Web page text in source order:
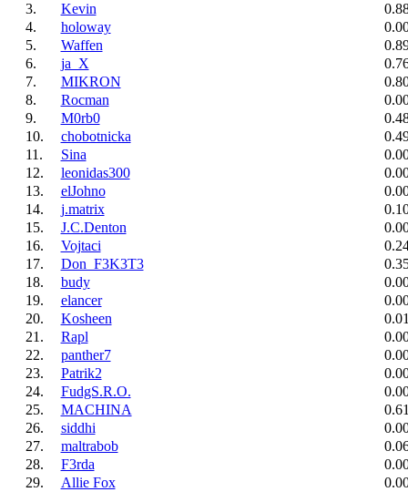
3.
Kevin
4.
holoway
5.
Waffen
6.
ja_X
7.
MIKRON
8.
Rocman
9.
M0rb0
10.
chobotnicka
11.
Sina
12.
leonidas300
13.
elJohno
14.
j.matrix
15.
J.C.Denton
16.
Vojtaci
17.
Don_F3K3T3
18.
budy
19.
elancer
20.
Kosheen
21.
Rapl
22.
panther7
23.
Patrik2
24.
FudgS.R.O.
25.
MACHINA
26.
siddhi
27.
maltrabob
28.
F3rda
29.
Allie Fox